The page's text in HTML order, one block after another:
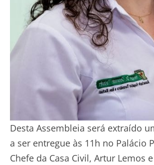
Desta Assembleia será extraído
a ser entregue às 11h no Palácio
Chefe da Casa Civil, Artur Lemos